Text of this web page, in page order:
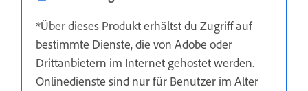
*Über dieses Produkt erhältst du Zugriff auf
bestimmte Dienste, die von Adobe oder
Drittanbietern im Internet gehostet werden.
Onlinedienste sind nur für Benutzer im Alter